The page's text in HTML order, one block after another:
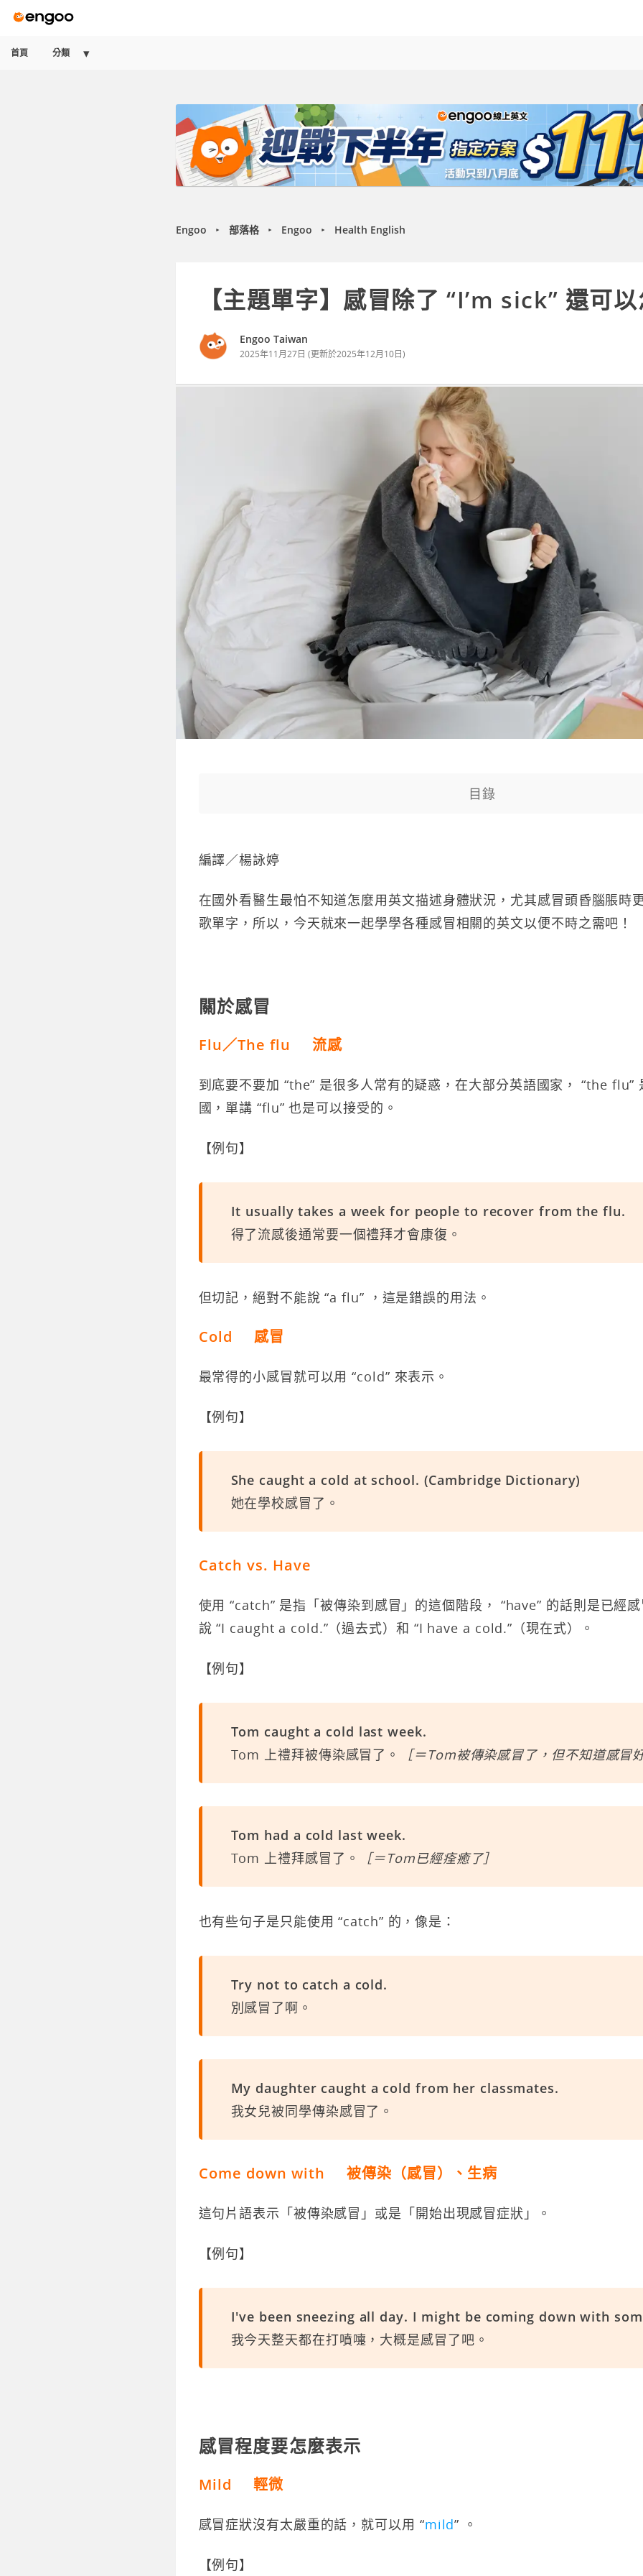
首頁 分類
Engoo ► 部落格 ► Engoo ► Health English
【主題單字】感冒除了 “I’m sick” 還可
Engoo Taiwan
2025年11月27日 (更新於2025年12月10日)
目錄
編譯／楊詠婷
在國外看醫生最怕不知道怎麼用英文描述身體狀況，尤其感冒頭昏腦脹時
歌單字，所以，今天就來一起學學各種感冒相關的英文以便不時之需吧！
關於感冒
Flu／The flu 流感
到底要不要加 “the” 是很多人常有的疑惑，在大部分英語國家， “the flu”
國，單講 “flu” 也是可以接受的。
【例句】
It usually takes a week for people to recover from the flu.
得了流感後通常要一個禮拜才會康復。
但切記，絕對不能說 “a flu” ，這是錯誤的用法。
Cold 感冒
最常得的小感冒就可以用 “cold” 來表示。
【例句】
She caught a cold at school. (Cambridge Dictionary)
她在學校感冒了。
Catch vs. Have
使用 “catch” 是指「被傳染到感冒」的這個階段， “have” 的話則是已經
說 “I caught a cold.”（過去式）和 “I have a cold.”（現在式）。
【例句】
Tom caught a cold last week.
Tom 上禮拜被傳染感冒了。
［＝Tom被傳染感冒了，但不知道感冒
Tom had a cold last week.
Tom 上禮拜感冒了。
［＝Tom已經痊癒了］
也有些句子是只能使用 “catch” 的，像是：
Try not to catch a cold.
別感冒了啊。
My daughter caught a cold from her classmates.
我女兒被同學傳染感冒了。
Come down with 被傳染（感冒）、生病
這句片語表示「被傳染感冒」或是「開始出現感冒症狀」。
【例句】
I've been sneezing all day. I might be coming down with
我今天整天都在打噴嚏，大概是感冒了吧。
感冒程度要怎麼表示
Mild 輕微
感冒症狀沒有太嚴重的話，就可以用 “mild” 。
【例句】